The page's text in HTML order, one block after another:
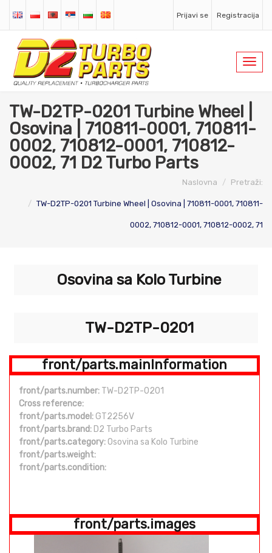
Prijavi se Registracija
TW-D2TP-0201 Turbine Wheel |
Osovina | 710811-0001, 710811-
0002, 710812-0001, 710812-
0002, 71 D2 Turbo Parts
Naslovna Pretraži:
TW-D2TP-0201 Turbine Wheel | Osovina | 710811-0001, 710811-
0002, 710812-0001, 710812-0002, 71
Osovina sa Kolo Turbine
TW-D2TP-0201
front/parts.mainInformation
front/parts.number: TW-D2TP-0201
Cross reference:
front/parts.model: GT2256V
front/parts.brand: D2 Turbo Parts
front/parts.category: Osovina sa Kolo Turbine
front/parts.weight:
front/parts.condition:
front/parts.images